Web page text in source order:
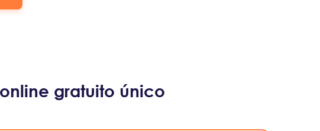
gratuito único